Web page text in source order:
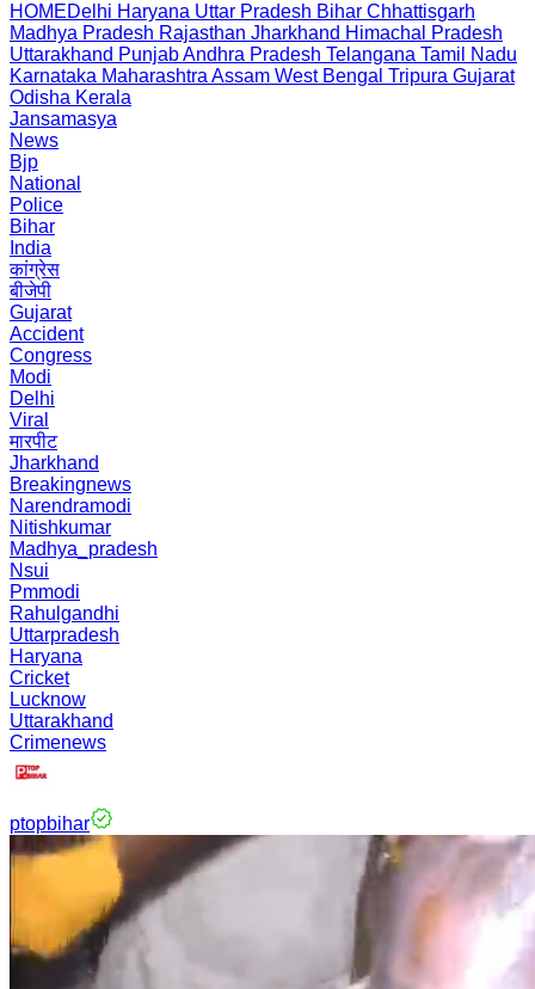
HOMEDelhi Haryana Uttar Pradesh Bihar Chhattisgarh
Madhya Pradesh Rajasthan Jharkhand Himachal Pradesh
Uttarakhand PunjabAndhra Pradesh Telangana Tamil Nadu
Karnataka Maharashtra Assam West Bengal Tripura Gujarat
Odisha Kerala
Jansamasya
News
Bjp
National
Police
Bihar
India
कांग्रेस
बीजेपी
Gujarat
Accident
Congress
Modi
Delhi
Viral
मारपीट
Jharkhand
Breakingnews
Narendramodi
Nitishkumar
Madhya_pradesh
Nsui
Pmmodi
Rahulgandhi
Uttarpradesh
Haryana
Cricket
Lucknow
Uttarakhand
Crimenews
ptopbihar